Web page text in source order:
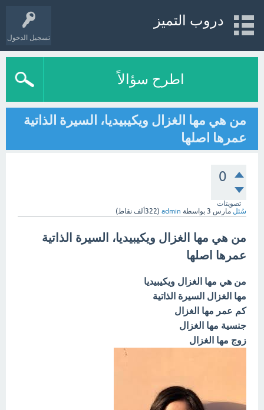
تسجيل الدخول
دروب التميز
اطرح سؤالاً
من هي مها الغزال ويكيبيديا، السيرة الذاتية
عمرها اصلها
0
تصويتات
سُئل مارس 3 بواسطة admin
(322ألف نقاط)
من هي مها الغزال ويكيبيديا، السيرة الذاتية
عمرها اصلها
من هي مها الغزال ويكيبيديا
مها الغزال السيرة الذاتية
كم عمر مها الغزال
جنسية مها الغزال
زوج مها الغزال